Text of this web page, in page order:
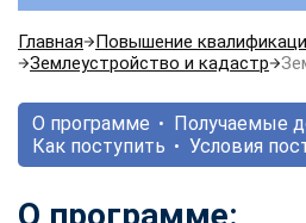
Главная
Повышение
Землеустройство и кадастр
О программе
Получаемые
Как поступить
Условия
О программе: